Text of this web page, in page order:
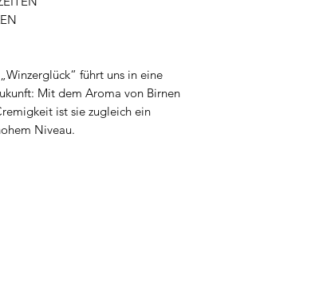
führt uns in eine
Mit dem Aroma von Birnen
ist sie zugleich ein
Niveau.